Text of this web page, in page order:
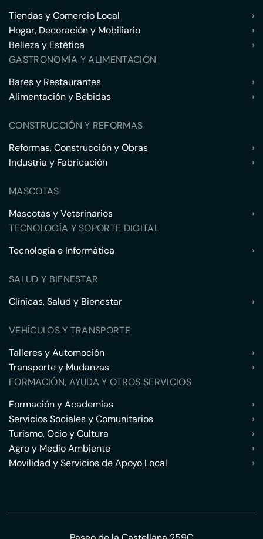
Tiendas y Comercio Local
›
Hogar, Decoración y Mobiliario
›
Belleza y Estética
›
GASTRONOMÍA Y ALIMENTACIÓN
Bares y Restaurantes
›
Alimentación y Bebidas
›
CONSTRUCCIÓN Y REFORMAS
Reformas, Construcción y Obras
›
Industria y Fabricación
›
MASCOTAS
Mascotas y Veterinarios
›
TECNOLOGÍA Y SOPORTE DIGITAL
Tecnología e Informática
›
SALUD Y BIENESTAR
Clínicas, Salud y Bienestar
›
VEHÍCULOS Y TRANSPORTE
Talleres y Automoción
›
Transporte y Mudanzas
›
FORMACIÓN, AYUDA Y OTROS SERVICIOS
Formación y Academias
›
Servicios Sociales y Comunitarios
›
Turismo, Ocio y Cultura
›
Agro y Medio Ambiente
›
Movilidad y Servicios de Apoyo Local
›